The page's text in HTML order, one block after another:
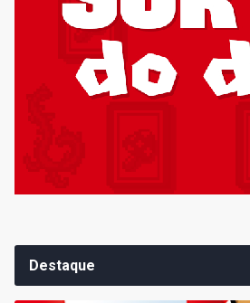
Destaque